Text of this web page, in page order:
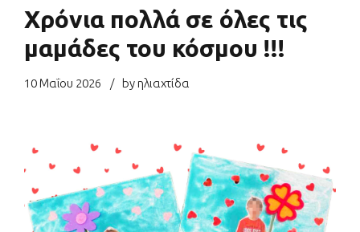
Χρόνια πολλά σε όλες τις
μαμάδες του κόσμου !!!
10 Μαΐου 2026 by ηλιαχτίδα